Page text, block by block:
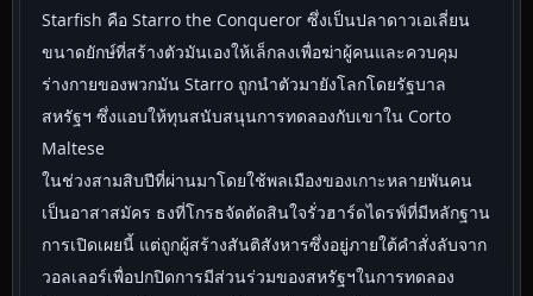
Starfish คือ Starro the Conqueror ซึ่งเป็นปลาดาวเอเลี่ยน
ขนาดยักษ์ที่สร้างตัวมันเองให้เล็กลงเพื่อฆ่าผู้คนและควบคุม
ร่างกายของพวกมัน Starro ถูกนำตัวมายังโลกโดยรัฐบาล
สหรัฐฯ ซึ่งแอบให้ทุนสนับสนุนการทดลองกับเขาใน Corto
Maltese
ในช่วงสามสิบปีที่ผ่านมาโดยใช้พลเมืองของเกาะหลายพันคน
เป็นอาสาสมัคร ธงที่โกรธจัดตัดสินใจรั่วฮาร์ดไดรฟ์ที่มีหลักฐาน
การเปิดเผยนี้ แต่ถูกผู้สร้างสันติสังหารซึ่งอยู่ภายใต้คำสั่งลับจาก
วอลเลอร์เพื่อปกปิดการมีส่วนร่วมของสหรัฐฯในการทดลอง